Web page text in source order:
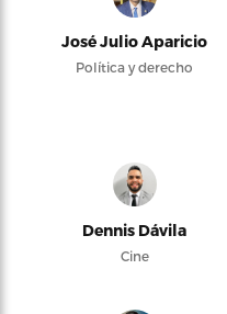
José Julio Aparicio
Política y derecho
Dennis Dávila
Cine